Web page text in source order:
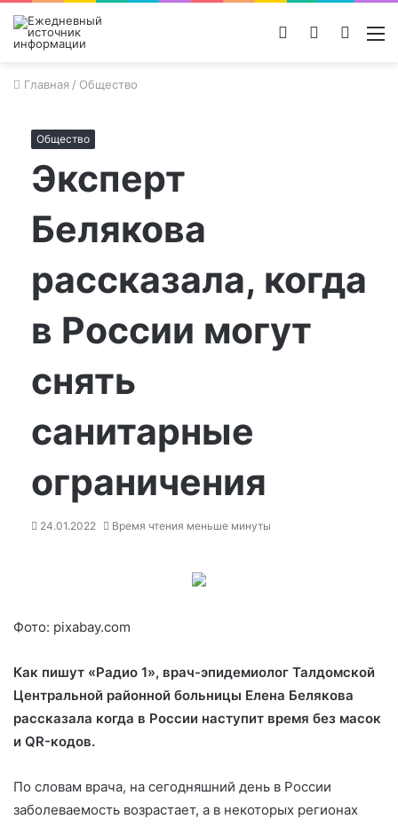
Поиск
Switch
Войти
Главная / Общество
Общество
Эксперт
Белякова
рассказала, когда
в России могут
снять
санитарные
ограничения
24.01.2022 Время чтения меньше минуты
Фото: pixabay.com
Как пишут «Радио 1», врач-эпидемиолог Талдомской
Центральной районной больницы Елена Белякова
рассказала когда в России наступит время без масок
и QR-кодов.
По словам врача, на сегодняшний день в России
заболеваемость возрастает, а в некоторых регионах